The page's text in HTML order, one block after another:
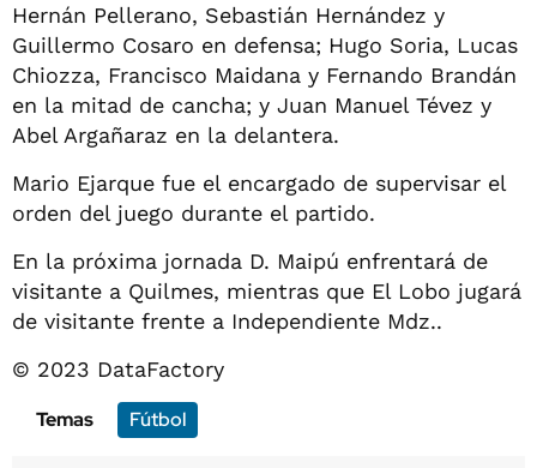
Hernán Pellerano, Sebastián Hernández y
Guillermo Cosaro en defensa; Hugo Soria, Lucas
Chiozza, Francisco Maidana y Fernando Brandán
en la mitad de cancha; y Juan Manuel Tévez y
Abel Argañaraz en la delantera.
Mario Ejarque fue el encargado de supervisar el
orden del juego durante el partido.
En la próxima jornada D. Maipú enfrentará de
visitante a Quilmes, mientras que El Lobo jugará
de visitante frente a Independiente Mdz..
© 2023 DataFactory
Temas
Fútbol